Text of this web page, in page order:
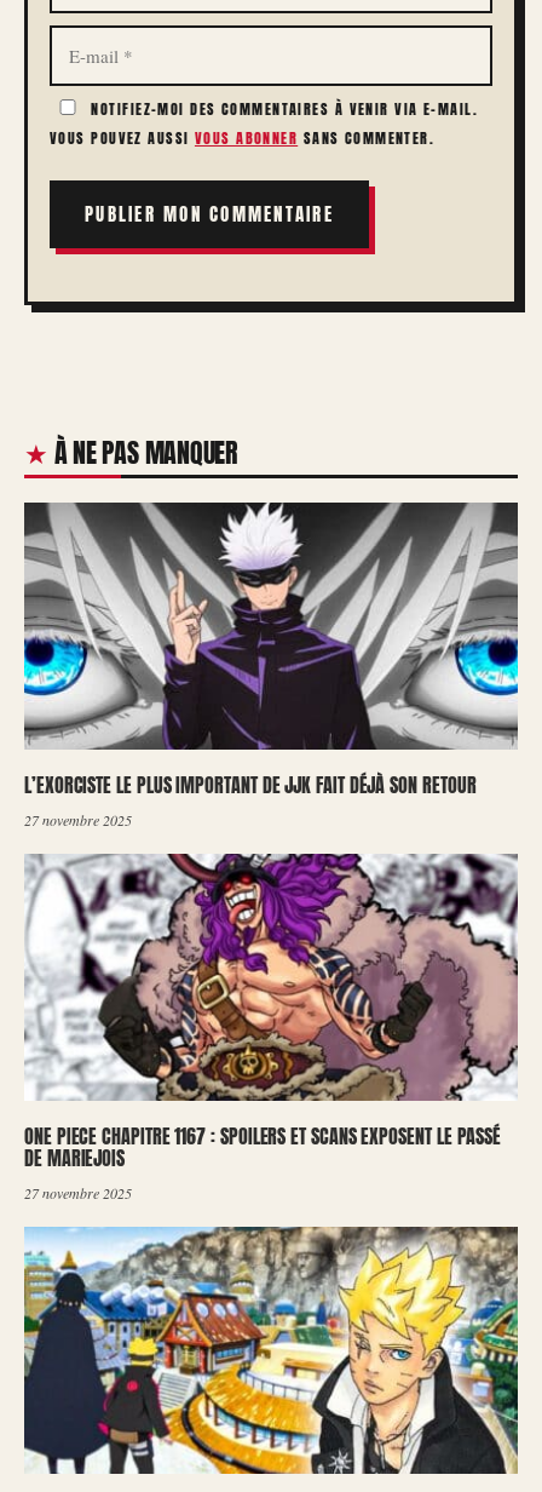
E-
MAIL
NOTIFIEZ-MOI DES COMMENTAIRES À VENIR VIA E-MAIL.
VOUS POUVEZ AUSSI VOUS ABONNER SANS COMMENTER.
À NE PAS MANQUER
L’EXORCISTE LE PLUS IMPORTANT DE JJK FAIT DÉJÀ SON RETOUR
27 novembre 2025
ONE PIECE CHAPITRE 1167 : SPOILERS ET SCANS EXPOSENT LE PASSÉ
DE MARIEJOIS
27 novembre 2025